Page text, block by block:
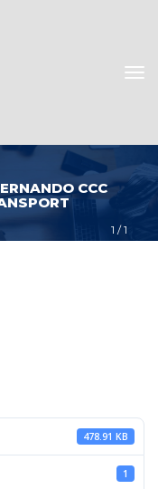
1 / 1
CCC
478.91 KB
1